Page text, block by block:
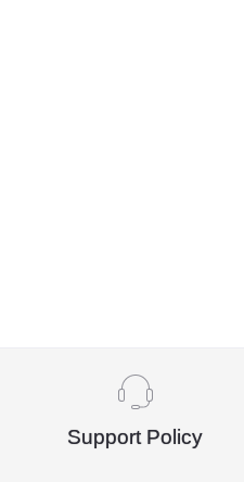
Support Policy